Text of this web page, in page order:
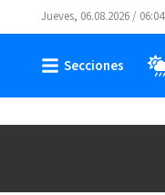
Jueves, 06.08.2026 / 06:04